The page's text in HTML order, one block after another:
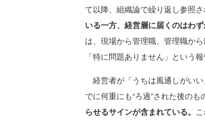
て以降、組織論で繰り返し参照さ
いる一方、経営層に届くのはわ
は、現場から管理職、管理職か
「特に問題ありません」という
経営者が「うちは風通しがい
でに何重にも“ろ過”された後のも
らせるサインが含まれている。